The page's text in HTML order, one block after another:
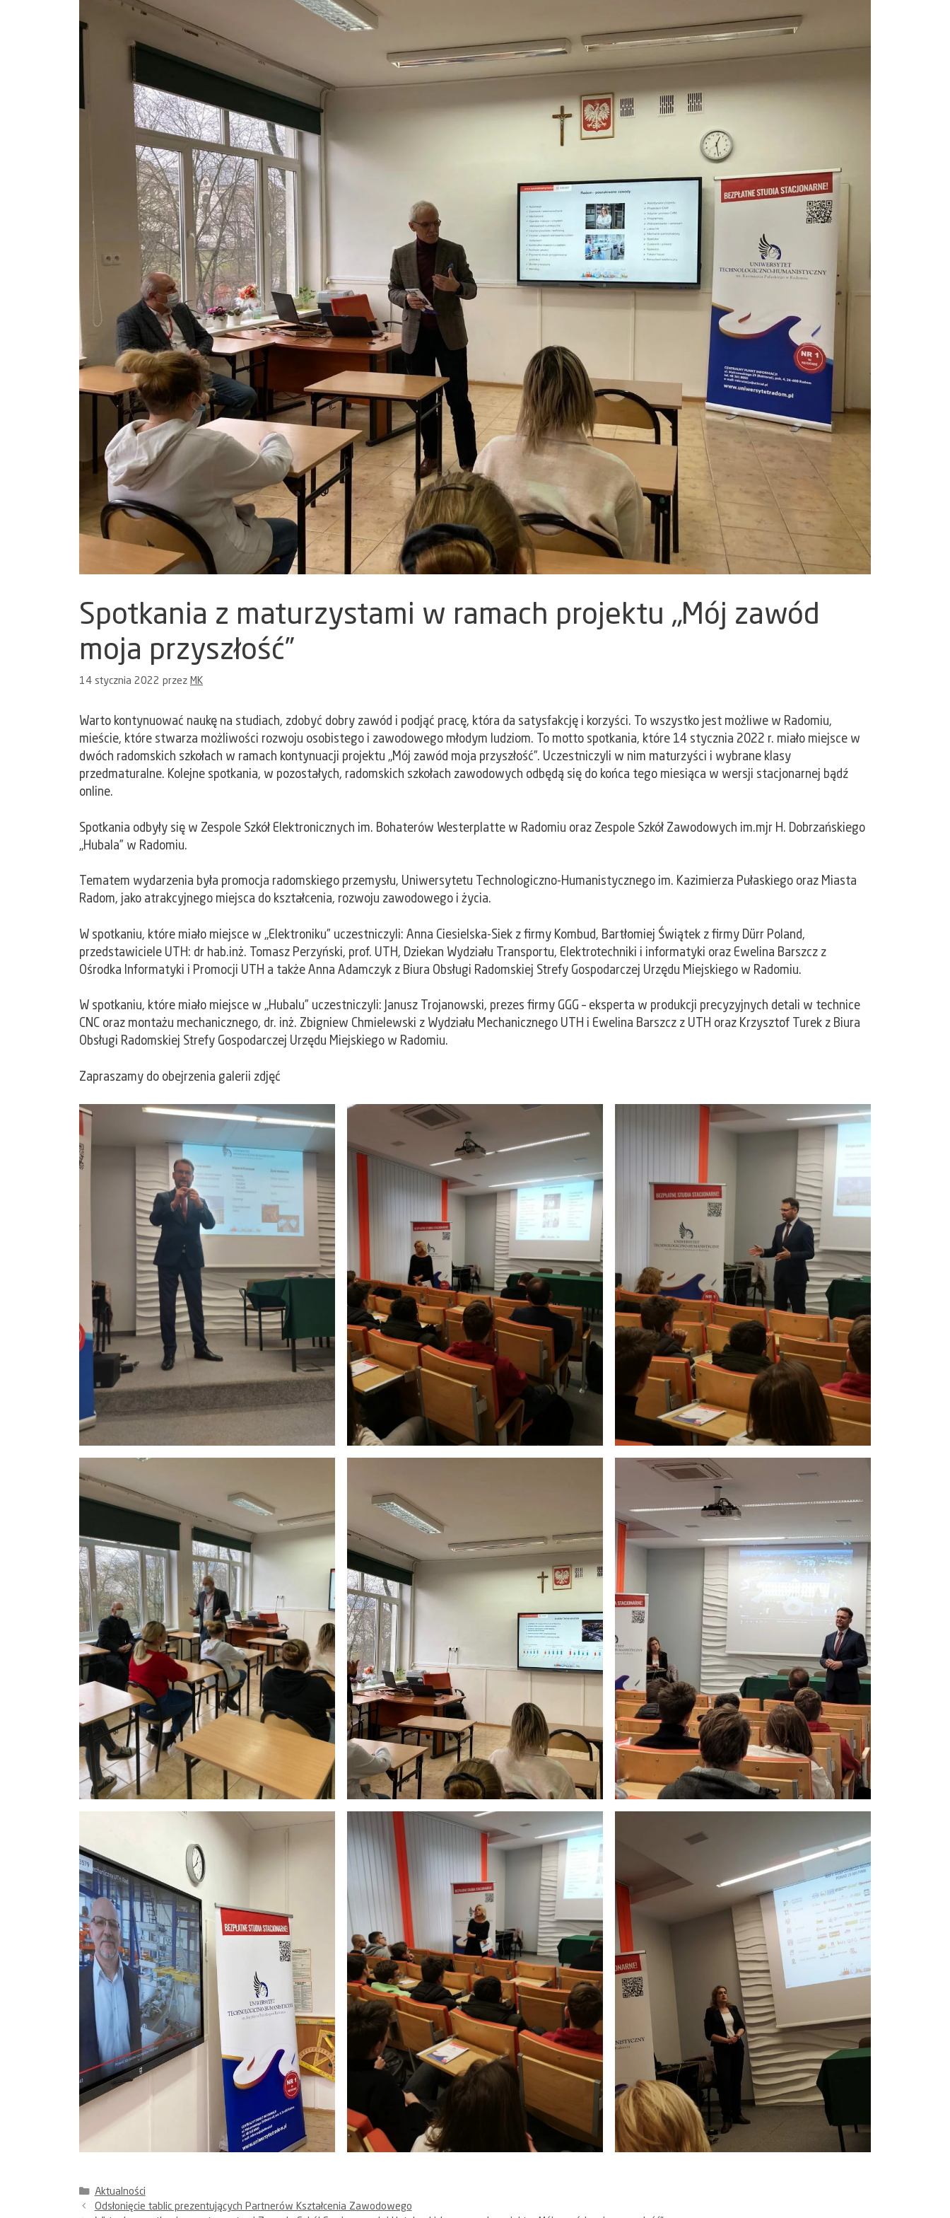
Spotkania z maturzystami w ramach projektu „Mój zawód
moja przyszłość”
14 stycznia 2022 przez MK
Warto kontynuować naukę na studiach, zdobyć dobry zawód i podjąć pracę, która da satysfakcję i korzyści. To wszystko jest możliwe w Radomiu,
mieście, które stwarza możliwości rozwoju osobistego i zawodowego młodym ludziom. To motto spotkania, które 14 stycznia 2022 r. miało miejsce w
dwóch radomskich szkołach w ramach kontynuacji projektu „Mój zawód moja przyszłość”. Uczestniczyli w nim maturzyści i wybrane klasy
przedmaturalne. Kolejne spotkania, w pozostałych, radomskich szkołach zawodowych odbędą się do końca tego miesiąca w wersji stacjonarnej bądź
online.
Spotkania odbyły się w Zespole Szkół Elektronicznych im. Bohaterów Westerplatte w Radomiu oraz Zespole Szkół Zawodowych im.mjr H. Dobrzańskiego
„Hubala” w Radomiu.
Tematem wydarzenia była promocja radomskiego przemysłu, Uniwersytetu Technologiczno-Humanistycznego im. Kazimierza Pułaskiego oraz Miasta
Radom, jako atrakcyjnego miejsca do kształcenia, rozwoju zawodowego i życia.
W spotkaniu, które miało miejsce w „Elektroniku” uczestniczyli: Anna Ciesielska-Siek z firmy Kombud, Bartłomiej Świątek z firmy Dürr Poland,
przedstawiciele UTH: dr hab.inż. Tomasz Perzyński, prof. UTH, Dziekan Wydziału Transportu, Elektrotechniki i informatyki oraz Ewelina Barszcz z
Ośrodka Informatyki i Promocji UTH a także Anna Adamczyk z Biura Obsługi Radomskiej Strefy Gospodarczej Urzędu Miejskiego w Radomiu.
W spotkaniu, które miało miejsce w „Hubalu” uczestniczyli: Janusz Trojanowski, prezes firmy GGG – eksperta w produkcji precyzyjnych detali w technice
CNC oraz montażu mechanicznego, dr. inż. Zbigniew Chmielewski z Wydziału Mechanicznego UTH i Ewelina Barszcz z UTH oraz Krzysztof Turek z Biura
Obsługi Radomskiej Strefy Gospodarczej Urzędu Miejskiego w Radomiu.
Zapraszamy do obejrzenia galerii zdjęć
Kategorie
Aktualności
Odsłonięcie tablic prezentujących Partnerów Kształcenia Zawodowego